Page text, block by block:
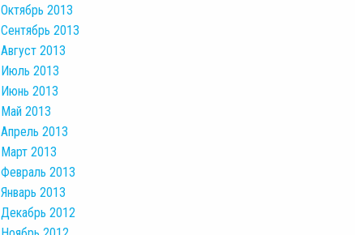
Октябрь 2013
Сентябрь 2013
Август 2013
Июль 2013
Июнь 2013
Май 2013
Апрель 2013
Март 2013
Февраль 2013
Январь 2013
Декабрь 2012